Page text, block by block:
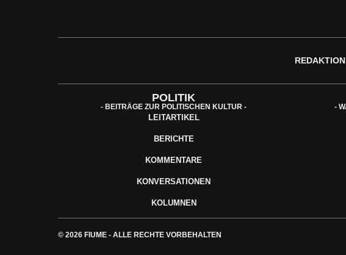
REDAKTION
POLITIK
- BEITRÄGE ZUR POLITISCHEN KULTUR -
LEITARTIKEL
BERICHTE
KOMMENTARE
KONVERSATIONEN
KOLUMNEN
-
© 2026 FIUME - ALLE RECHTE VORBEHALTEN